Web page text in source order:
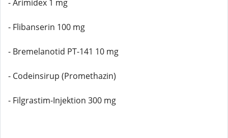
- Arimidex 1 mg
- Flibanserin 100 mg
- Bremelanotid PT-141 10 mg
- Codeinsirup (Promethazin)
- Filgrastim-Injektion 300 mg